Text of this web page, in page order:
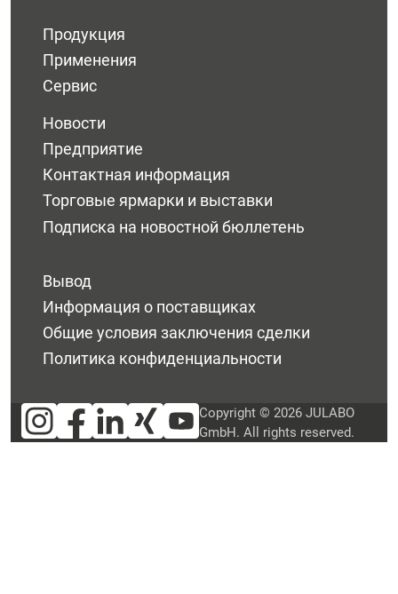
Продукция
Применения
Сервис
Новости
Предприятие
Контактная информация
Торговые ярмарки и выставки
Подписка на новостной бюллетень
Вывод
Информация о поставщиках
Общие условия заключения сделки
Политика конфиденциальности
Copyright © 2026 JULABO
GmbH. All rights reserved.